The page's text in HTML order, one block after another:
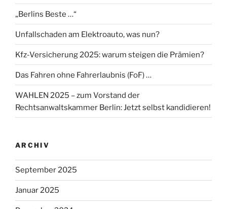
„Berlins Beste …“
Unfallschaden am Elektroauto, was nun?
Kfz-Versicherung 2025: warum steigen die Prämien?
Das Fahren ohne Fahrerlaubnis (FoF) …
WAHLEN 2025 – zum Vorstand der
Rechtsanwaltskammer Berlin: Jetzt selbst kandidieren!
ARCHIV
September 2025
Januar 2025